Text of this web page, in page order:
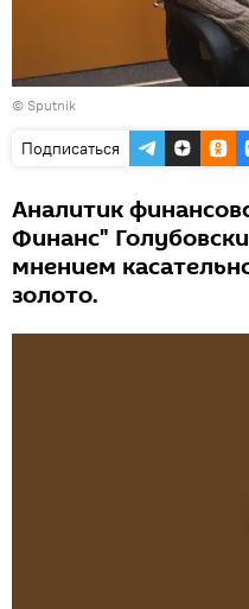
© Sputnik
Подписаться
Аналитик
Финанс"
мнением
золото.